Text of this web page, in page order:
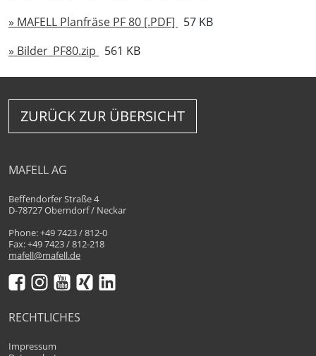
» MAFELL Planfräse PF 80 [.PDF]
57 KB
» Bilder_PF80.zip
561 KB
ZURÜCK ZUR ÜBERSICHT
MAFELL AG
Beffendorfer Straße 4
D-78727 Oberndorf / Neckar
Phone: +49 7423 / 812-0
Fax: +49 7423 / 812-218
mafell@mafell.de
RECHTLICHES
Impressum